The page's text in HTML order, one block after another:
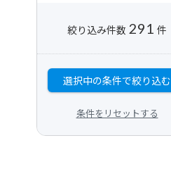
絞り込み件数 291 件
選択中の条件で絞り込む
条件をリセットする